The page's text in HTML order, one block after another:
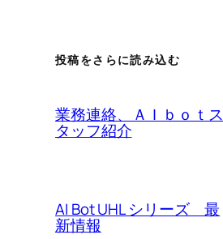
投稿をさらに読み込む
業務連絡、ＡＩｂｏｔス
タッフ紹介
AI Bot UHL シリーズ 最
新情報